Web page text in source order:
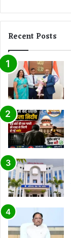
Recent Posts